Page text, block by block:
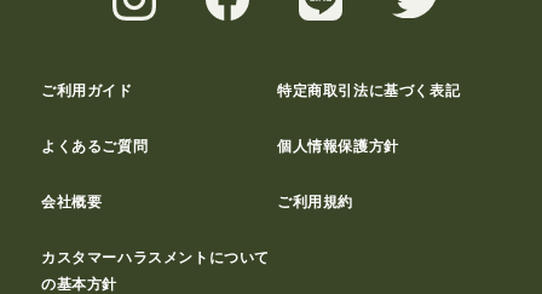
ご利用ガイド 特定商取引法に基づく表記
よくあるご質問 個人情報保護方針
会社概要 ご利用規約
カスタマーハラスメントについて
の基本方針